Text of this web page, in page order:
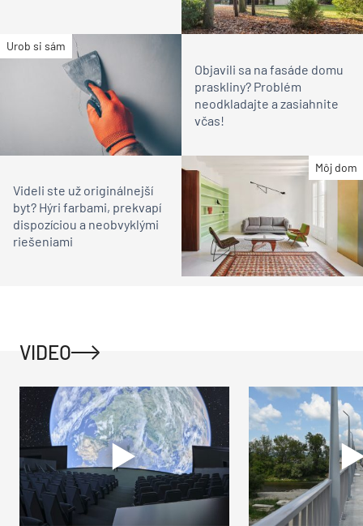
Urob si sám
Objavili sa na fasáde domu
praskliny? Problém
neodkladajte a zasiahnite
včas!
Môj dom
Videli ste už originálnejší
byt? Hýri farbami, prekvapí
dispozíciou a neobvyklými
riešeniami
VIDEO